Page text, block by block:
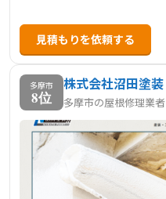
見積もりを依頼する
多摩市
8位
株式会社沼田塗装
多摩市の屋根修理業者